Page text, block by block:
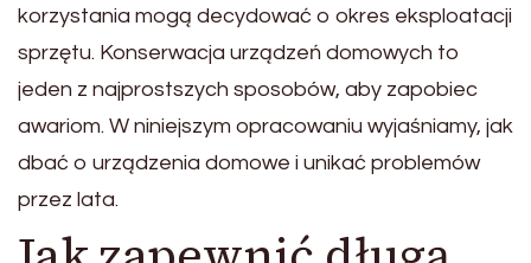
korzystania mogą decydować o okres eksploatacji
sprzętu. Konserwacja urządzeń domowych to
jeden z najprostszych sposobów, aby zapobiec
awariom. W niniejszym opracowaniu wyjaśniamy, jak
dbać o urządzenia domowe i unikać problemów
przez lata.